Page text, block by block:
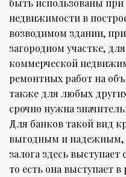
быть использованы
недвижимости в
возводимом здании,
загородном участке,
коммерческой
ремонтных работ на
также для любых
срочно нужна
Для банков такой вид
выгодным и надежным,
залога здесь выступает
то есть она выступает